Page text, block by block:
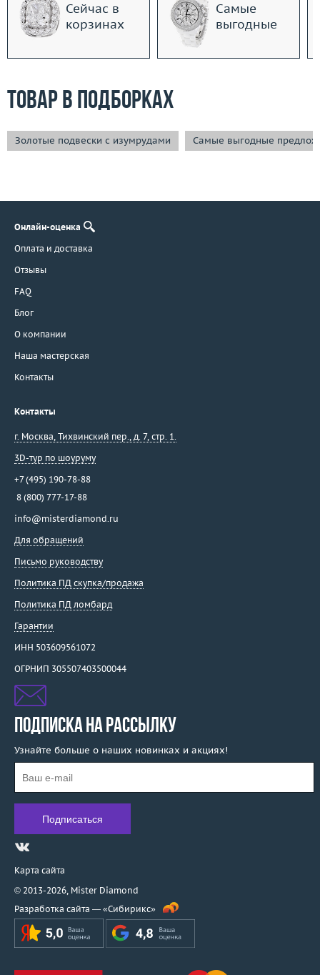
Сейчас в
корзинах
Самые
выгодные
Товар в подборках
Золотые подвески с изумрудами Самые выгодные
Онлайн-оценка
Оплата и доставка
Отзывы
FAQ
Блог
О компании
Наша мастерская
Контакты
Контакты
г. Москва, Тихвинский пер., д. 7, стр. 1.
3D-тур по шоуруму
+7 (495) 190-78-88
8 (800) 777-17-88
info@misterdiamond.ru
Для обращений
Письмо руководству
Политика ПД скупка/продажа
Политика ПД ломбард
Гарантии
ИНН 503609561072
ОГРНИП 305507403500044
ПОДПИСКА НА РАССЫЛКУ
Узнайте больше о наших новинках и акциях!
Карта сайта
© 2013-2026, Mister Diamond
Разработка сайта — «Сибирикс»